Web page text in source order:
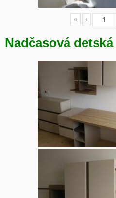
« ‹
Nadčasová